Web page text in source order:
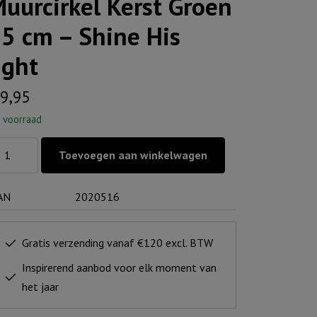
cm – Shine His
voorraad
Toevoegen aan winkelwagen
2020516
Gratis verzending vanaf €120 excl. BTW
Inspirerend aanbod voor elk moment van
het jaar